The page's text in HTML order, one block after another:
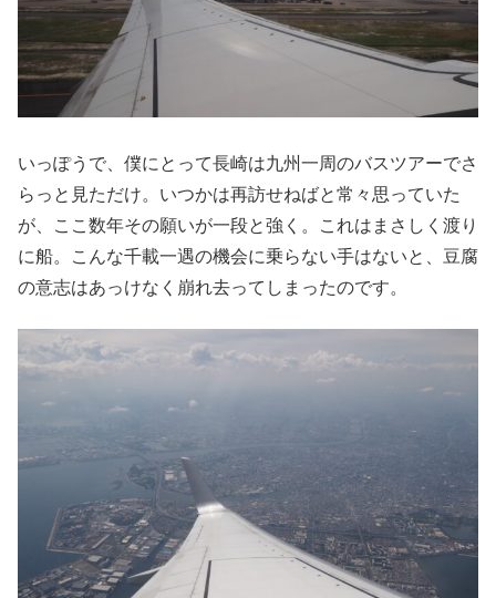
いっぽうで、僕にとって長崎は九州一周のバスツアーでさ
らっと見ただけ。いつかは再訪せねばと常々思っていた
が、ここ数年その願いが一段と強く。これはまさしく渡り
に船。こんな千載一遇の機会に乗らない手はないと、豆腐
の意志はあっけなく崩れ去ってしまったのです。